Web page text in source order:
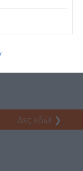
Δες εδώ! ❯